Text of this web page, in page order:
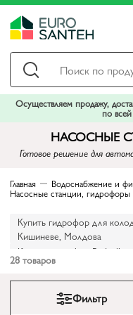
Осуществляем продажу,
по
НАСОСНЫЕ
Готовое решение для
Главная Водоснабжение и
Насосные станции, гидрофоры
Купить гидрофор для
Кишиневе, Молдова
Купить гидрофор Pedrollo
Купить гидрофор Ebara
цене
Купить гидрофор для
28 товаров
Фильтр